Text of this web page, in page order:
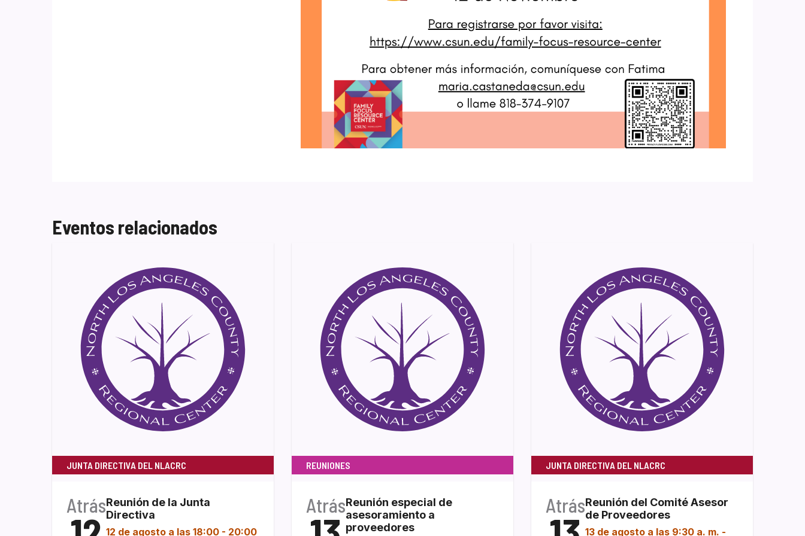
Eventos relacionados
JUNTA DIRECTIVA DEL NLACRC
AtrásReunión de la Junta
Directiva
12 de agosto a las 18:00 - 20:00
REUNIONES
AtrásReunión especial de
asesoramiento a
proveedores
JUNTA DIRECTIVA DEL NLACRC
AtrásReunión del Comité Asesor
de Proveedores
13 de agosto a las 9:30 a. m. -